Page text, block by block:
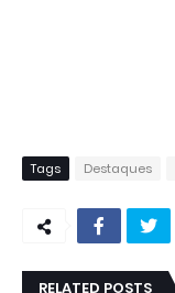
Tags Destaques
RELATED POSTS